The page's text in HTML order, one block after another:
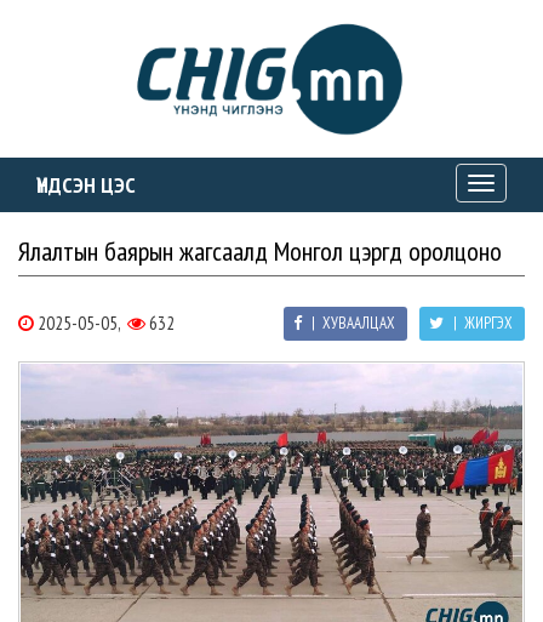
ҮНДСЭН ЦЭС
Toggle
Ялалтын баярын жагсаалд Монгол цэргүүд оролцоно
2025-05-05, 632 | ЖИРГЭХ
| ХУВААЛЦАХ